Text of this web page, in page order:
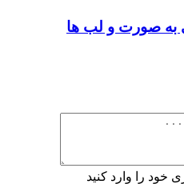
به صورت و لب ها
خود را وارد کنید